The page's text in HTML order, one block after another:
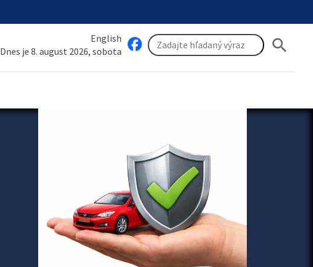
English
Dnes je 8. august 2026, sobota
search